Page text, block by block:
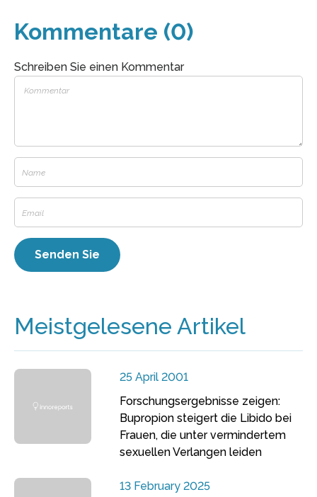
Kommentare (0)
Schreiben Sie einen Kommentar
Meistgelesene Artikel
25 April 2001
Forschungsergebnisse zeigen:
Bupropion steigert die Libido bei
Frauen, die unter vermindertem
sexuellen Verlangen leiden
13 February 2025